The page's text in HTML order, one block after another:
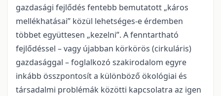
gazdasági fejlődés fentebb bemutatott „káros
mellékhatásai” közül lehetséges-e érdemben
többet együttesen „kezelni”. A fenntartható
fejlődéssel – vagy újabban körkörös (cirkuláris)
gazdasággal – foglalkozó szakirodalom egyre
inkább összpontosít a különböző ökológiai és
társadalmi problémák közötti kapcsolatra az igen